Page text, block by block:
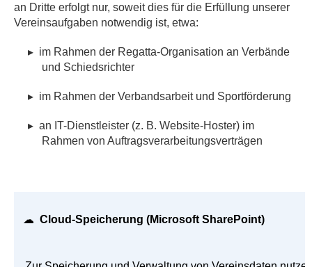
an Dritte erfolgt nur, soweit dies für die Erfüllung unserer
Vereinsaufgaben notwendig ist, etwa:
▸ im Rahmen der Regatta-Organisation an Verbände
und Schiedsrichter
▸ im Rahmen der Verbandsarbeit und Sportförderung
▸ an IT-Dienstleister (z. B. Website-Hoster) im
Rahmen von Auftragsverarbeitungsverträgen
☁ Cloud-Speicherung (Microsoft SharePoint)